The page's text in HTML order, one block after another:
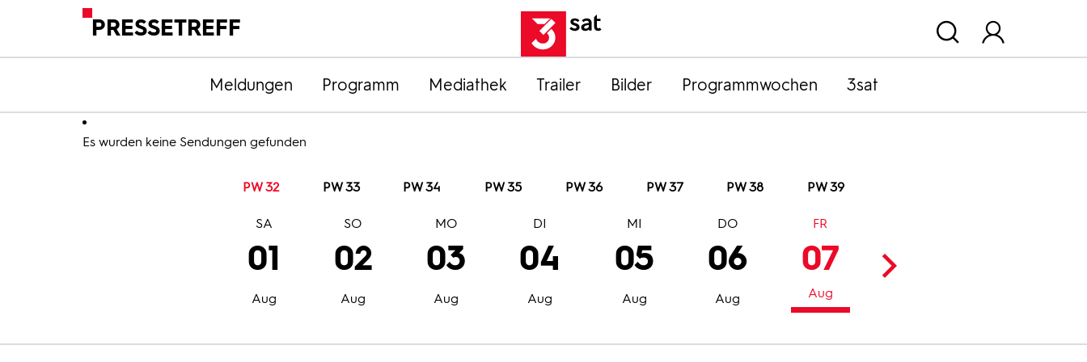
PRESSETREFF
Meldungen Programm Mediathek Trailer Bilder Programmwochen 3sat
Es wurden keine Sendungen gefunden
PW 32 PW 33 PW 34 PW 35 PW 36 PW 37 PW 38 PW 39
01
Aug
SA
02
Aug
SO
03
Aug
MO
04
Aug
DI
05
Aug
MI
06
Aug
DO
07
Aug
FR
08